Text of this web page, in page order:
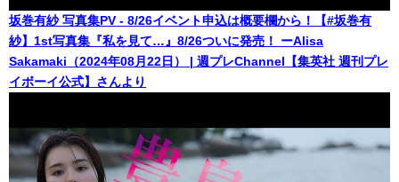
坂巻有紗 写真集PV - 8/26イベント申込は概要欄から！【#坂巻有
紗】1st写真集『私を見て…』8/26ついに発売！ ーAlisa
Sakamaki（2024年08月22日） | 週プレChannel【集英社 週刊プレ
イボーイ公式】さんより